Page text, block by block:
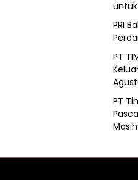
PRI
PT
PT